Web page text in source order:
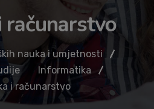
računarstvo
nauka i umjetnosti
Informatika
i računarstvo